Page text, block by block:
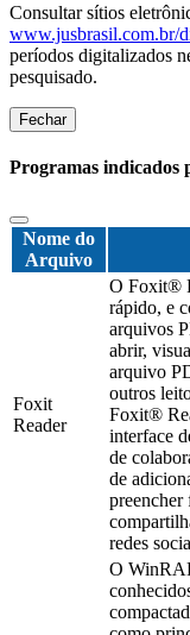
Consultar sítios
www.jusbrasil.com.br/
períodos digitalizados
pesquisado.
Fechar
Programas
Nome do
Arquivo
Foxit
Reader
O Foxit®
rápido, e
arquivos
abrir,
arquivo
outros
Foxit®
interface
de
de
preencher
redes
O